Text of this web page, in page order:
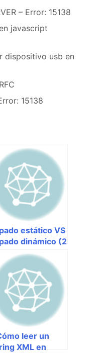
– Error: 15138
javascript
dispositivo usb en
15138
estático VS
dinámico (2
leer un
XML en